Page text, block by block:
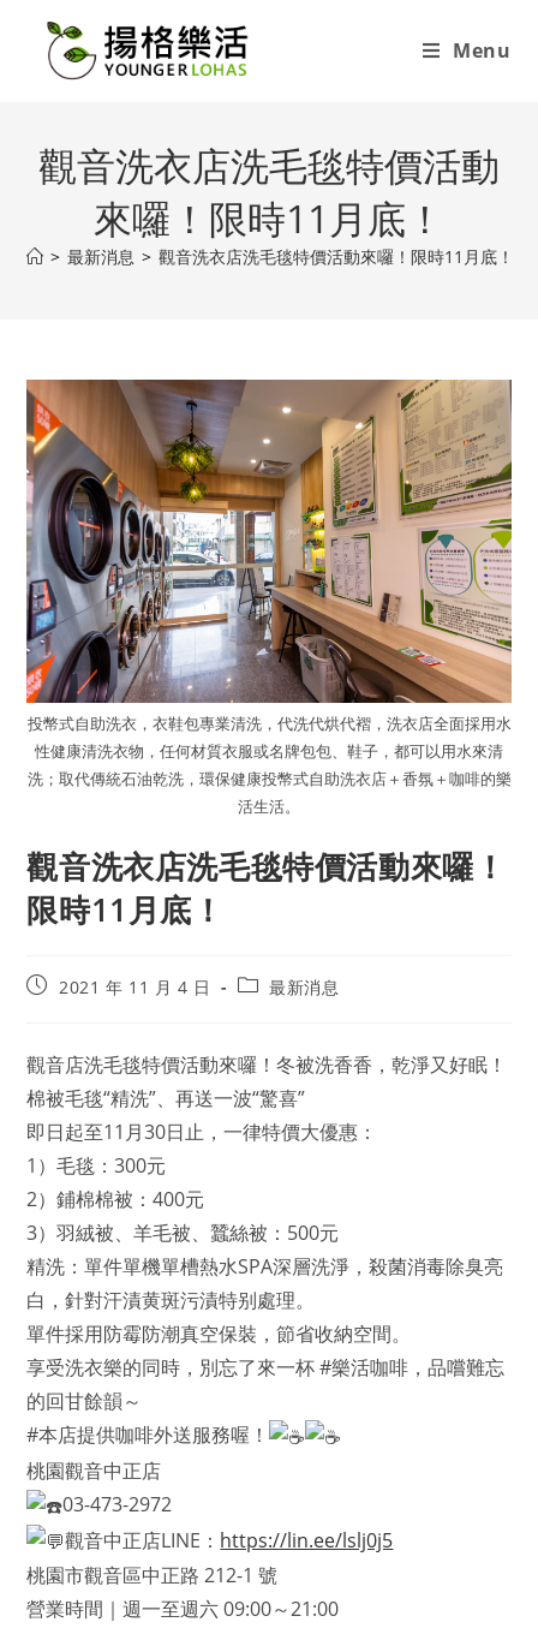
Menu
觀音洗衣店洗毛毯特價活動
來囉！限時11月底！
> 最新消息 > 觀音洗衣店洗毛毯特價活動來囉！限時11月底！
投幣式自助洗衣，衣鞋包專業清洗，代洗代烘代褶，洗衣店全面採用水
性健康清洗衣物，任何材質衣服或名牌包包、鞋子，都可以用水來清
洗；取代傳統石油乾洗，環保健康投幣式自助洗衣店＋香氛＋咖啡的樂
活生活。
觀音洗衣店洗毛毯特價活動來囉！
限時11月底！
2021 年 11 月 4 日 最新消息
觀音店洗毛毯特價活動來囉！冬被洗香香，乾淨又好眠！
棉被毛毯“精洗”、再送一波“驚喜”
即日起至11月30日止，一律特價大優惠：
1）毛毯：300元
2）鋪棉棉被：400元
3）羽絨被、羊毛被、蠶絲被：500元
精洗：單件單機單槽熱水SPA深層洗淨，殺菌消毒除臭亮
白，針對汗漬黄斑污漬特别處理。
單件採用防霉防潮真空保裝，節省收納空間。
享受洗衣樂的同時，別忘了來一杯 #樂活咖啡，品嚐難忘
的回甘餘韻～
#本店提供咖啡外送服務喔！
桃園觀音中正店
03-473-2972
觀音中正店LINE： https://lin.ee/lslj0j5
桃園市觀音區中正路 212-1 號
營業時間｜週一至週六 09:00～21:00